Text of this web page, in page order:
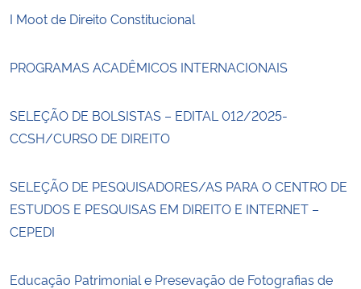
I Moot de Direito Constitucional
PROGRAMAS ACADÊMICOS INTERNACIONAIS
SELEÇÃO DE BOLSISTAS – EDITAL 012/2025-
CCSH/CURSO DE DIREITO
SELEÇÃO DE PESQUISADORES/AS PARA O CENTRO DE
ESTUDOS E PESQUISAS EM DIREITO E INTERNET –
CEPEDI
Educação Patrimonial e Presevação de Fotografias de